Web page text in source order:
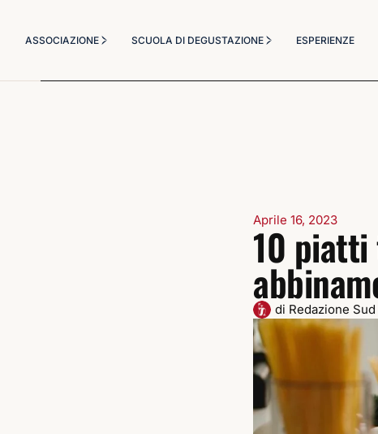
ASSOCIAZIONE SCUOLA DI DEGUSTAZIONE ESPERIENZE
Aprile 16, 2023
10
di Redazione Sud